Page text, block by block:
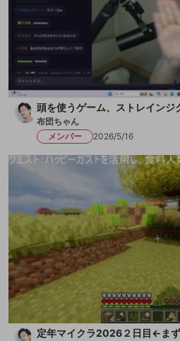
頭を使うゲーム、ストレイン
布団ちゃん
メンバー
2026/5/16
定年マイクラ2026２日目←ま